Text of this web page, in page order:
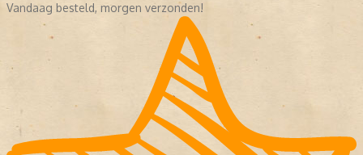
Vandaag besteld, morgen verzonden!